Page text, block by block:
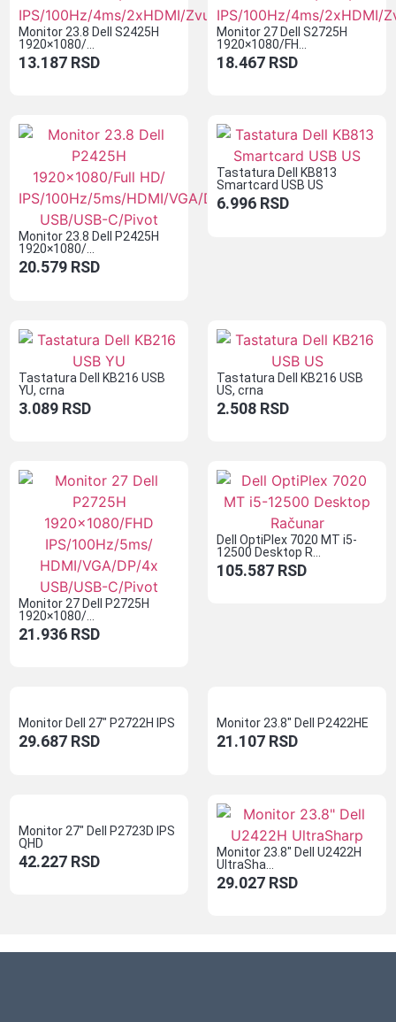
Monitor 23.8 Dell S2425H
1920×1080/...
13.187 RSD
Monitor 27 Dell S2725H
1920×1080/FH...
18.467 RSD
Monitor 23.8 Dell P2425H
1920×1080/...
20.579 RSD
Tastatura Dell KB813
Smartcard USB US
6.996 RSD
Tastatura Dell KB216 USB
YU, crna
3.089 RSD
Tastatura Dell KB216 USB
US, crna
2.508 RSD
Monitor 27 Dell P2725H
1920×1080/...
21.936 RSD
Dell OptiPlex 7020 MT i5-
12500 Desktop R...
105.587 RSD
Monitor Dell 27″ P2722H IPS
29.687 RSD
Monitor 23.8″ Dell P2422HE
21.107 RSD
Monitor 27″ Dell P2723D IPS
QHD
42.227 RSD
Monitor 23.8″ Dell U2422H
UltraSha...
29.027 RSD